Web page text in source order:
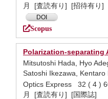
月 [査読有り] [招待有り]
DOI
Scopus
Polarization-separating
Mitsutoshi Hada, Hyo
Satoshi Ikezawa, Kentaro
Optics Express 32 ( 4 )
月 [査読有り] [国際誌]